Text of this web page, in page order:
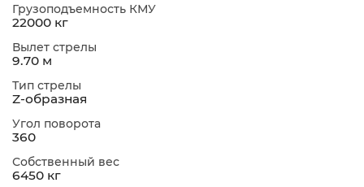
Грузоподъемность КМУ
22000 кг
Вылет стрелы
9.70 м
Тип стрелы
Z-образная
Угол поворота
360
Собственный вес
6450 кг